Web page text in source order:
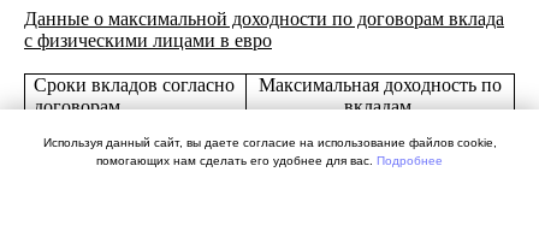
Данные о максимальной доходности по договорам вклада
с физическими лицами в евро
Сроки вкладов согласно
договорам,
физическими лицами
Максимальная доходность по
вкладам,
Используя данный сайт, вы даете согласие на использование файлов cookie,
помогающих нам сделать его удобнее для вас. Подробнее